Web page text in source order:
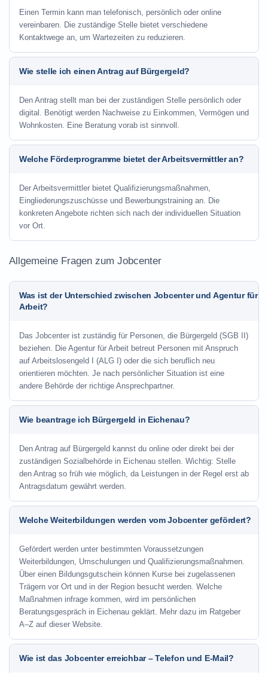
Einen Termin kann man telefonisch, persönlich oder online
vereinbaren. Die zuständige Stelle bietet verschiedene
Kontaktwege an, um Wartezeiten zu reduzieren.
Wie stelle ich einen Antrag auf Bürgergeld?
Den Antrag stellt man bei der zuständigen Stelle persönlich oder
digital. Benötigt werden Nachweise zu Einkommen, Vermögen und
Wohnkosten. Eine Beratung vorab ist sinnvoll.
Welche Förderprogramme bietet der Arbeitsvermittler an?
Der Arbeitsvermittler bietet Qualifizierungsmaßnahmen,
Eingliederungszuschüsse und Bewerbungstraining an. Die
konkreten Angebote richten sich nach der individuellen Situation
vor Ort.
Allgemeine Fragen zum Jobcenter
Was ist der Unterschied zwischen Jobcenter und Agentur für
Arbeit?
Das Jobcenter ist zuständig für Personen, die Bürgergeld (SGB II)
beziehen. Die Agentur für Arbeit betreut Personen mit Anspruch
auf Arbeitslosengeld I (ALG I) oder die sich beruflich neu
orientieren möchten. Je nach persönlicher Situation ist eine
andere Behörde der richtige Ansprechpartner.
Wie beantrage ich Bürgergeld in Eichenau?
Den Antrag auf Bürgergeld kannst du online oder direkt bei der
zuständigen Sozialbehörde in Eichenau stellen. Wichtig: Stelle
den Antrag so früh wie möglich, da Leistungen in der Regel erst ab
Antragsdatum gewährt werden.
Welche Weiterbildungen werden vom Jobcenter gefördert?
Gefördert werden unter bestimmten Voraussetzungen
Weiterbildungen, Umschulungen und Qualifizierungsmaßnahmen.
Über einen Bildungsgutschein können Kurse bei zugelassenen
Trägern vor Ort und in der Region besucht werden. Welche
Maßnahmen infrage kommen, wird im persönlichen
Beratungsgespräch in Eichenau geklärt. Mehr dazu im Ratgeber
A–Z auf dieser Website.
Wie ist das Jobcenter erreichbar – Telefon und E-Mail?